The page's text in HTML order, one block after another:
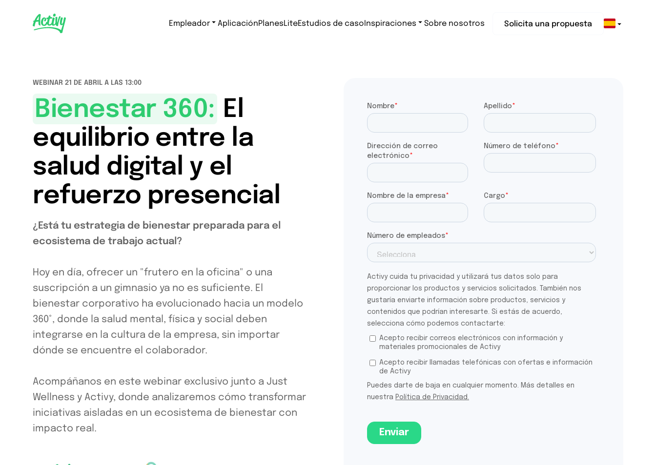
Empleador AplicaciónPlanesLiteEstudios de caso Inspiraciones Sobre nosotros Solicita una propuesta
WEBINAR 21 DE ABRIL A LAS 13:00
Bienestar 360: El
equilibrio entre la
salud digital y el
refuerzo presencial
¿Está tu estrategia de bienestar preparada para el
ecosistema de trabajo actual?
Hoy en día, ofrecer un "frutero en la oficina" o una
suscripción a un gimnasio ya no es suficiente. El
bienestar corporativo ha evolucionado hacia un modelo
360°, donde la salud mental, física y social deben
integrarse en la cultura de la empresa, sin importar
dónde se encuentre el colaborador.
Acompáñanos en este webinar exclusivo junto a Just
Wellness y Activy, donde analizaremos cómo transformar
iniciativas aisladas en un ecosistema de bienestar con
impacto real.